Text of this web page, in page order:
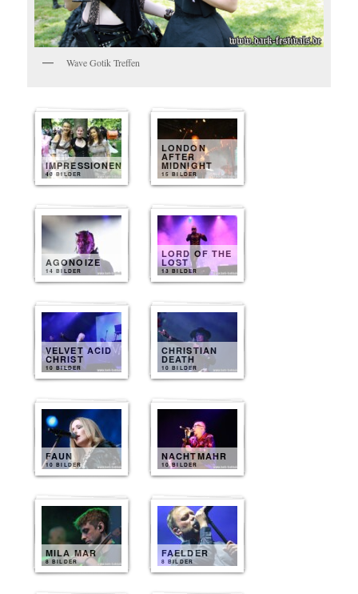
Wave Gotik Treffen
IMPRESSIONEN
40 BILDER
LONDON
AFTER
MIDNIGHT
15 BILDER
AGONOIZE
14 BILDER
LORD OF THE
LOST
13 BILDER
VELVET ACID
CHRIST
10 BILDER
CHRISTIAN
DEATH
10 BILDER
FAUN
10 BILDER
NACHTMAHR
10 BILDER
MILA MAR
8 BILDER
FAELDER
8 BILDER